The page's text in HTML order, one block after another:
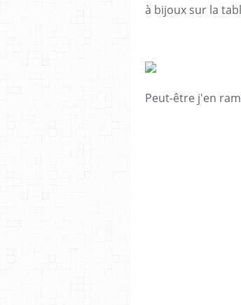
à bijoux sur la
Peut-être j'en